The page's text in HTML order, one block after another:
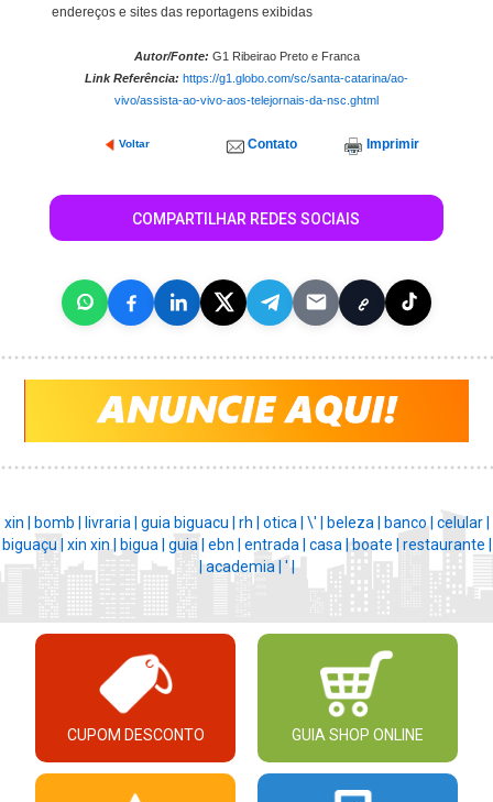
endereços e sites das reportagens exibidas
Autor/Fonte: G1 Ribeirao Preto e Franca
Link Referência: https://g1.globo.com/sc/santa-catarina/ao-
vivo/assista-ao-vivo-aos-telejornais-da-nsc.ghtml
Voltar Contato Imprimir
COMPARTILHAR REDES SOCIAIS
xin | bomb | livraria | guia biguacu | rh | otica | \' | beleza | banco | celular |
biguaçu | xin xin | bigua | guia | ebn | entrada | casa |boate | restaurante |
|academia | ' |
CUPOM DESCONTO GUIA SHOP ONLINE